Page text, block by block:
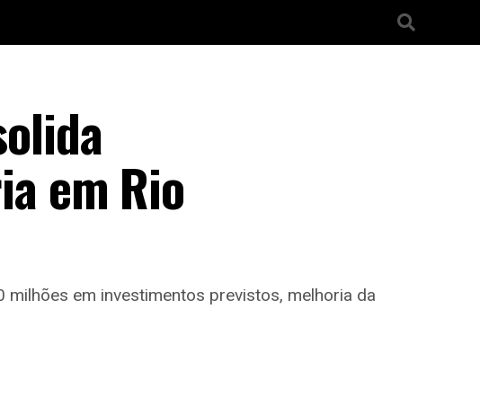
em Rio
em investimentos previstos, melhoria da